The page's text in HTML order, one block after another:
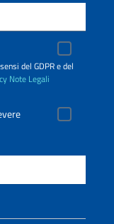
del GDPR e del
Note Legali